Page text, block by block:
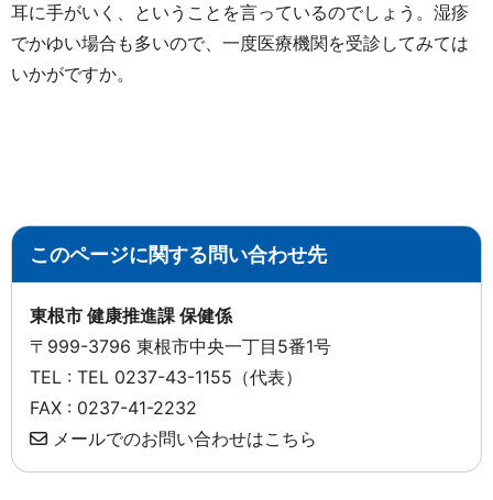
耳に手がいく、ということを言っているのでしょう。湿疹
でかゆい場合も多いので、一度医療機関を受診してみては
いかがですか。
このページに関する問い合わせ先
東根市 健康推進課 保健係
〒999-3796 東根市中央一丁目5番1号
TEL : TEL 0237-43-1155（代表）
FAX : 0237-41-2232
メールでのお問い合わせはこちら